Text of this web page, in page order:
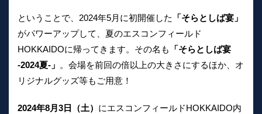
ということで、2024年5月に初開催した
「そらとしば宴」
がパワーアップして、夏のエスコンフィールド
HOKKAIDOに帰ってきます。その名も
「そらとしば宴
-2024夏-」 。会場を前回の倍以上の大きさにするほか、オ
リジナルグッズ等もご用意！
2024年8月3日（土） にエスコンフィールドHOKKAIDO内